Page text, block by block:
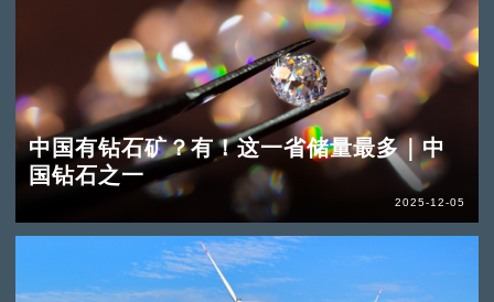
中国有钻石矿？有！这一省储量最多｜中
国钻石之一
2025-12-05